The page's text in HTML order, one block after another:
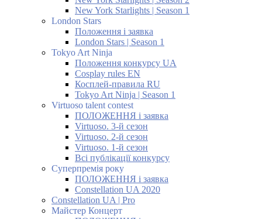
New York Starlights | Season 1
London Stars
Положення і заявка
London Stars | Season 1
Tokyo Art Ninja
Положення конкурсу UA
Cosplay rules EN
Косплей-правила RU
Tokyo Art Ninja | Season 1
Virtuoso talent contest
ПОЛОЖЕННЯ і заявка
Virtuoso. 3-й сезон
Virtuoso. 2-й сезон
Virtuoso. 1-й сезон
Всі публікації конкурсу
Суперпремія року
ПОЛОЖЕННЯ і заявка
Constellation UA 2020
Constellation UA | Pro
Майстер Концерт